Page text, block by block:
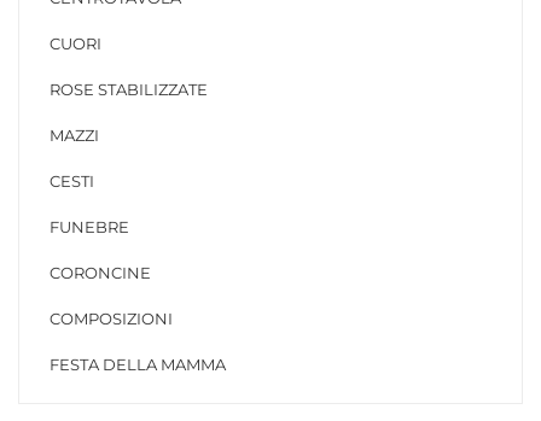
CUORI
ROSE STABILIZZATE
MAZZI
CESTI
FUNEBRE
CORONCINE
COMPOSIZIONI
FESTA DELLA MAMMA